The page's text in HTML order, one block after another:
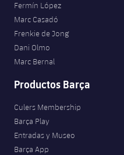
Fermín López
Marc Casadó
Frenkie de Jong
Dani Olmo
Marc Bernal
Productos Barça
Culers Membership
Barça Play
Entradas y Museo
Barça App